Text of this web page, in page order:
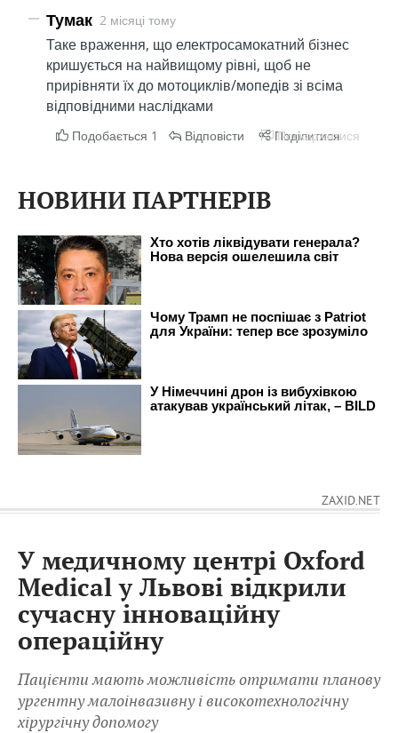
НОВИНИ ПАРТНЕРІВ
ZAXID.NET
У медичному центрі Oxford
Medical у Львові відкрили
сучасну інноваційну
операційну
Пацієнти мають можливість отримати планову
ургентну малоінвазивну і високотехнологічну
хірургічну допомогу